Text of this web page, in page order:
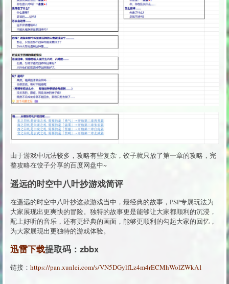
由于游戏中玩法较多，攻略有些复杂，饺子就只放了第一章的攻略，完
整攻略在饺子分享的百度网盘中~
遥远的时空中八叶抄游戏简评
在遥远的时空中八叶抄这款游戏当中，最经典的故事，PSP专属玩法为
大家展现出更爽快的冒险。独特的故事更是能够让大家都顺利的沉浸，
配上好听的音乐，还有更经典的画面，能够更顺利的勾起大家的回忆，
为大家展现出更独特的游戏体验。
迅雷下载提取码：zbbx
链接： https://pan.xunlei.com/s/VN5DGylfLz4m4rECMhWolZWkA1